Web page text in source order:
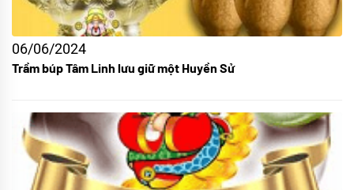
06/06/2024
Trầm búp Tâm Linh lưu giữ một Huyền Sử